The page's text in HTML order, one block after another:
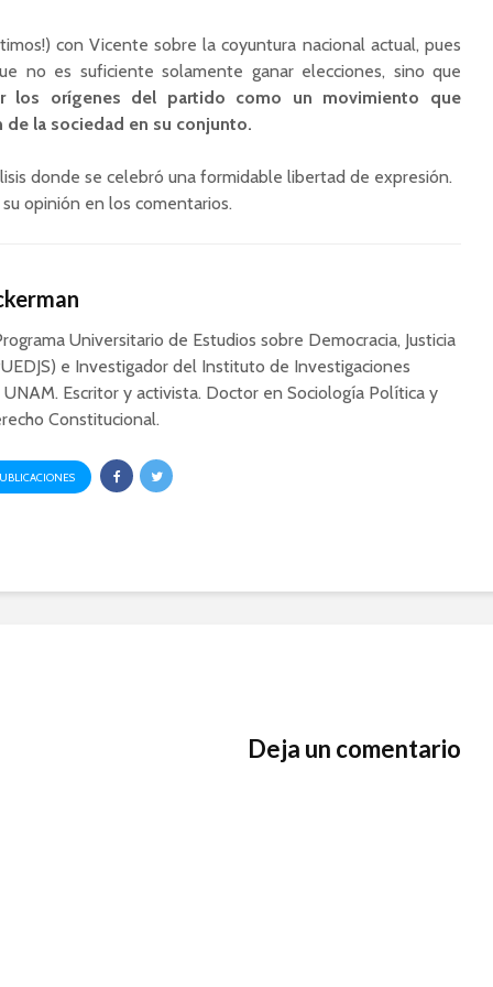
con Vicente sobre la coyuntura nacional actual, pues
no es suficiente solamente ganar elecciones, sino que
los orígenes del partido como un movimiento que
la sociedad en su conjunto.
donde se celebró una formidable libertad de expresión.
opinión en los comentarios.
Universitario de Estudios sobre Democracia, Justicia
e Investigador del Instituto de Investigaciones
UNAM. Escritor y activista. Doctor en Sociología Política y
Constitucional.
Deja un comentario